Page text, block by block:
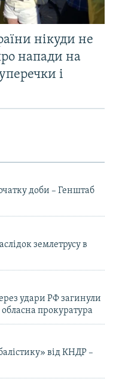
нікуди не
напади на
і
доби – Генштаб
землетрусу в
удари РФ загинули
прокуратура
від КНДР –